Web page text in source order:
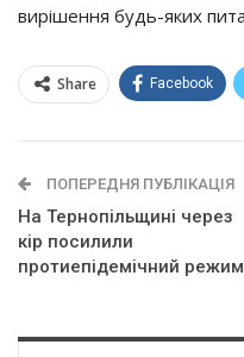
вирішення будь-яких
Share Facebook
ПОПЕРЕДНЯ ПУБЛІКАЦІЯ
На Тернопільщині через
кір посилили
протиепідемічний режим